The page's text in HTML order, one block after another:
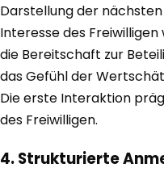
Darstellung der
Interesse des
die Bereitschaft zur
das Gefühl der
Die erste Interaktion
des Freiwilligen.
4. Strukturierte